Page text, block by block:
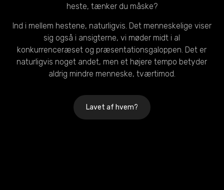
heste, tænker du måske?
Ind i mellem hestene, naturligvis. Det menneskelige viser
sig også i ansigterne, vi møder midt i al
konkurrenceræset og præsentationsgaloppen. Det er
naturligvis noget andet, men et højere tempo betyder
aldrig mindre menneske, tværtimod.
Lavet af hvem?